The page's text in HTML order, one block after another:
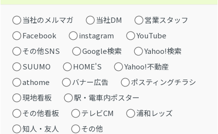
当社のメルマガ 当社DM
営業スタッフ
Facebook
instagram
YouTube
その他SNS
Google検索
Yahoo!検索
SUUMO
HOME'S
Yahoo!不動産
athome
バナー広告
ポスティングチラシ
現地看板
駅・電車内ポスター
その他看板
テレビCM
浦和レッズ
知人・友人
その他